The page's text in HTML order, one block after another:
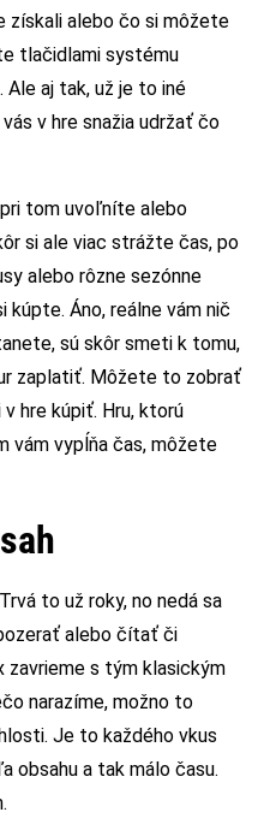
získali alebo čo si môžete
tlačidlami systému
Ale aj tak, už je to iné
v hre snažia udržať čo
tom uvoľníte alebo
si ale viac strážte čas, po
alebo rôzne sezónne
kúpte. Áno, reálne vám nič
sú skôr smeti k tomu,
zaplatiť. Môžete to zobrať
hre kúpiť. Hru, ktorú
vám vypĺňa čas, môžete
to už roky, no nedá sa
alebo čítať či
s tým klasickým
narazíme, možno to
Je to každého vkus
obsahu a tak málo času.